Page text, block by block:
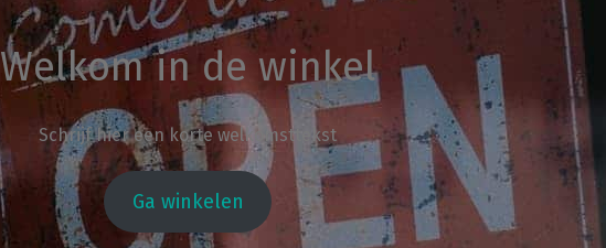
Welkom in de winkel
Schrijf hier een korte welkomsttekst
Ga winkelen